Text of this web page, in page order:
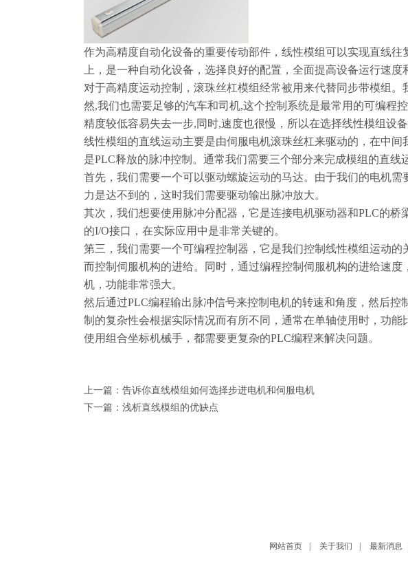
作为高精度自动化设备的重要传动部件，线性模组可以实现直线
上，是一种自动化设备，选择良好的配置，全面提高设备运行速
对于高精度运动控制，滚珠丝杠模组经常被用来代替同步带模组
然,我们也需要足够的汽车和司机,这个控制系统是最常用的可编程
精度较低容易失去一步,同时,速度也很慢，所以在选择线性模组设
线性模组的直线运动主要是由伺服电机滚珠丝杠来驱动的，在中
是PLC释放的脉冲控制。通常我们需要三个部分来完成模组的直线
首先，我们需要一个可以驱动螺旋运动的马达。由于我们的电机
力是达不到的，这时我们需要驱动输出脉冲放大。
其次，我们想要使用脉冲分配器，它是连接电机驱动器和PLC的
的I/O接口，在实际应用中是非常关键的。
第三，我们需要一个可编程控制器，它是我们控制线性模组运动
而控制伺服机构的进给。同时，通过编程控制伺服机构的进给速
机，功能非常强大。
然后通过PLC编程输出脉冲信号来控制电机的转速和角度，然后
制的复杂性会根据实际情况而有所不同，通常在单轴使用时，功
使用组合坐标机械手，都需要更复杂的PLC编程来解决问题。
上一篇： 告诉你直线模组如何选择步进电机和伺服电机
下一篇： 浅析直线模组的优缺点
网站首页 | 关于我们 | 最新消息